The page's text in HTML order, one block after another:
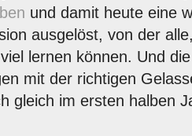
und damit heute eine
ausgelöst, von der
lernen können. Und
mit der richtigen
gleich im ersten halben